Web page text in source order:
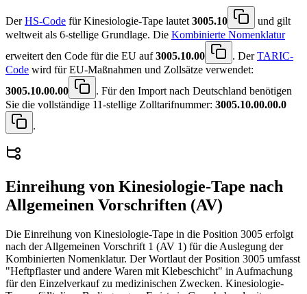
DerHS-Code für Kinesiologie-Tape lautet3005.10
und gilt
weltweit als 6-stellige Grundlage. Die Kombinierte Nomenklatur
erweitert den Code für die EU auf3005.10.00 . DerTARIC-
Code wird für EU-Maßnahmen und Zollsätze verwendet:
3005.10.00.00
. Für den Import nach Deutschland benötigen
Sie die vollständige 11-stellige Zolltarifnummer: 3005.10.00.00.0
.
Einreihung von Kinesiologie-Tape nach
Allgemeinen Vorschriften (AV)
Die Einreihung von Kinesiologie-Tape in die Position 3005 erfolgt
nach der Allgemeinen Vorschrift 1 (AV 1) für die Auslegung der
Kombinierten Nomenklatur. Der Wortlaut der Position 3005 umfasst
"Heftpflaster und andere Waren mit Klebeschicht" in Aufmachung
für den Einzelverkauf zu medizinischen Zwecken. Kinesiologie-